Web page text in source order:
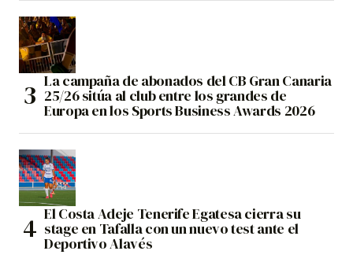
La campaña de abonados del CB Gran Canaria
25/26 sitúa al club entre los grandes de
Europa en los Sports Business Awards 2026
El Costa Adeje Tenerife Egatesa cierra su
stage en Tafalla con un nuevo test ante el
Deportivo Alavés